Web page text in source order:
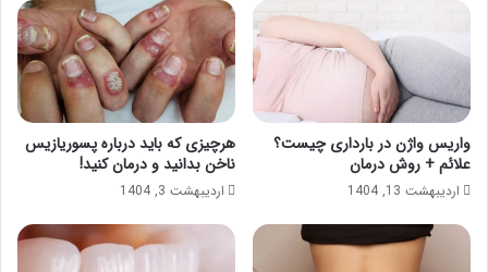
واریس واژن در بارداری چیست؟
علائم + روش درمان
اردیبهشت 13, 1404
هرچیزی که باید درباره پسوریازیس
ناخن بدانید و درمان کنید!
اردیبهشت 3, 1404